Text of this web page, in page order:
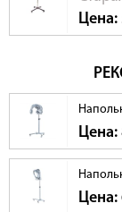
Цена:
Цена:
Цена: